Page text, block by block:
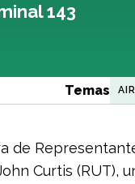
143
Temas
de
Curtis (RUT),